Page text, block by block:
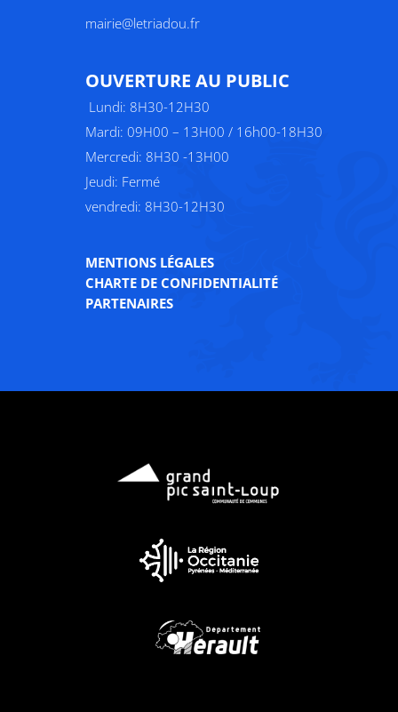
mairie@letriadou.fr
OUVERTURE AU PUBLIC
Lundi: 8H30-12H30
Mardi: 09H00 – 13H00 / 16h00-18H30
Mercredi: 8H30 -13H00
Jeudi: Fermé
vendredi: 8H30-12H30
MENTIONS LÉGALES
CHARTE DE CONFIDENTIALITÉ
PARTENAIRES